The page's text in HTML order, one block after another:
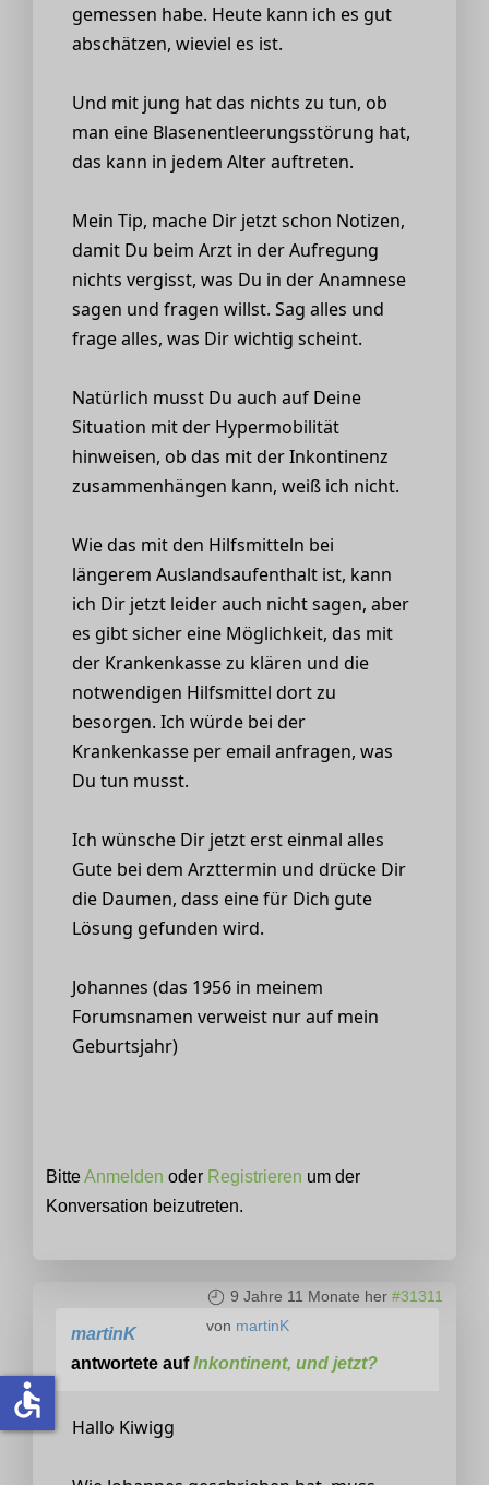
gemessen habe. Heute kann ich es gut
abschätzen, wieviel es ist.
Und mit jung hat das nichts zu tun, ob
man eine Blasenentleerungsstörung hat,
das kann in jedem Alter auftreten.
Mein Tip, mache Dir jetzt schon Notizen,
damit Du beim Arzt in der Aufregung
nichts vergisst, was Du in der Anamnese
sagen und fragen willst. Sag alles und
frage alles, was Dir wichtig scheint.
Natürlich musst Du auch auf Deine
Situation mit der Hypermobilität
hinweisen, ob das mit der Inkontinenz
zusammenhängen kann, weiß ich nicht.
Wie das mit den Hilfsmitteln bei
längerem Auslandsaufenthalt ist, kann
ich Dir jetzt leider auch nicht sagen, aber
es gibt sicher eine Möglichkeit, das mit
der Krankenkasse zu klären und die
notwendigen Hilfsmittel dort zu
besorgen. Ich würde bei der
Krankenkasse per email anfragen, was
Du tun musst.
Ich wünsche Dir jetzt erst einmal alles
Gute bei dem Arzttermin und drücke Dir
die Daumen, dass eine für Dich gute
Lösung gefunden wird.
Johannes (das 1956 in meinem
Forumsnamen verweist nur auf mein
Geburtsjahr)
BitteAnmelden oder Registrieren um der
Konversation beizutreten.
9 Jahre 11 Monate her #31311
von martinK
martinK
antwortete aufInkontinent, und jetzt?
Hallo Kiwigg
accessible